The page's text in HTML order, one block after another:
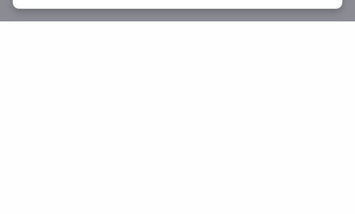
Home Materie Cerca Menu